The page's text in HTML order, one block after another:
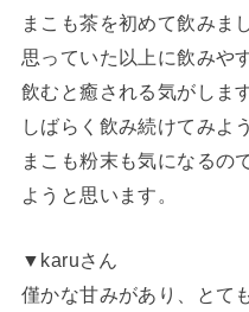
まこも茶を初めて飲みま
思っていた以上に飲みや
飲むと癒される気がします
しばらく飲み続けてみよ
まこも粉末も気になるの
ようと思います。
▼karuさん
僅かな甘みがあり、とて